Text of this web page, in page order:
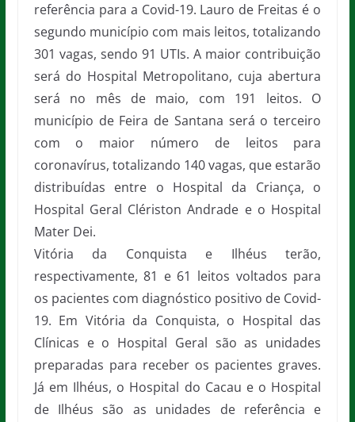
referência para a Covid-19. Lauro de Freitas é o
segundo município com mais leitos, totalizando
301 vagas, sendo 91 UTIs. A maior contribuição
será do Hospital Metropolitano, cuja abertura
será no mês de maio, com 191 leitos. O
município de Feira de Santana será o terceiro
com o maior número de leitos para
coronavírus, totalizando 140 vagas, que estarão
distribuídas entre o Hospital da Criança, o
Hospital Geral Clériston Andrade e o Hospital
Mater Dei.
Vitória da Conquista e Ilhéus terão,
respectivamente, 81 e 61 leitos voltados para
os pacientes com diagnóstico positivo de Covid-
19. Em Vitória da Conquista, o Hospital das
Clínicas e o Hospital Geral são as unidades
preparadas para receber os pacientes graves.
Já em Ilhéus, o Hospital do Cacau e o Hospital
de Ilhéus são as unidades de referência e